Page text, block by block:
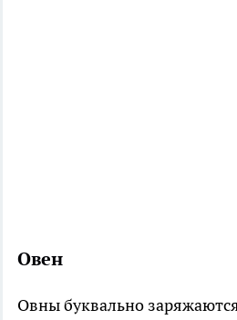
Овен
Овны буквально